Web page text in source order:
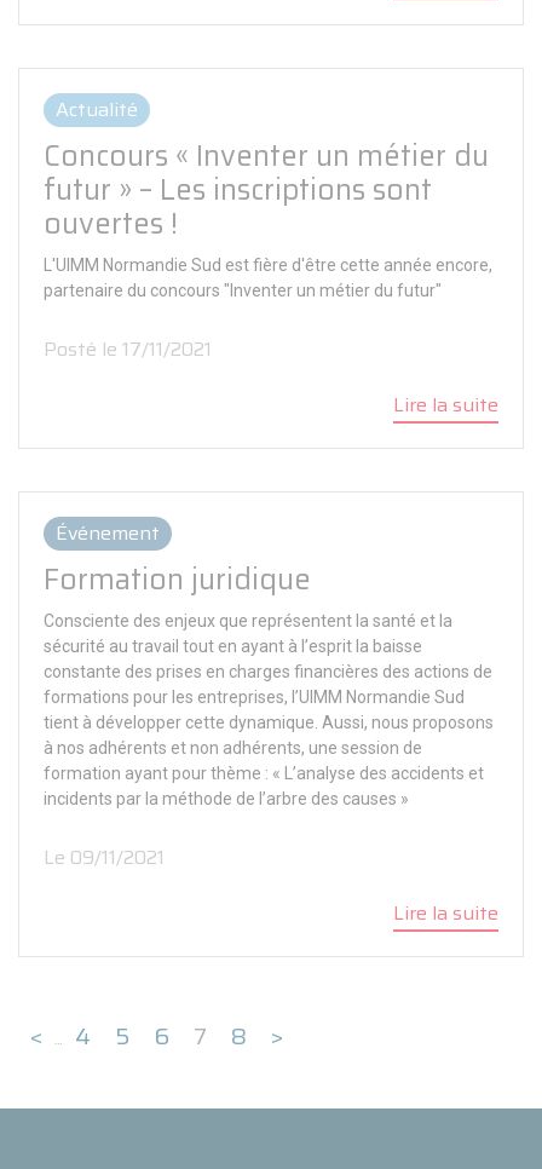
Actualité
Concours « Inventer un métier du
futur » – Les inscriptions sont
ouvertes !
L'UIMM Normandie Sud est fière d'être cette année encore,
partenaire du concours "Inventer un métier du futur"
Posté le 17/11/2021
Lire la suite
Événement
Formation juridique
Consciente des enjeux que représentent la santé et la
sécurité au travail tout en ayant à l’esprit la baisse
constante des prises en charges financières des actions de
formations pour les entreprises, l’UIMM Normandie Sud
tient à développer cette dynamique. Aussi, nous proposons
à nos adhérents et non adhérents, une session de
formation ayant pour thème : « L’analyse des accidents et
incidents par la méthode de l’arbre des causes »
Le 09/11/2021
Lire la suite
< … 4 5 6 7 8 >